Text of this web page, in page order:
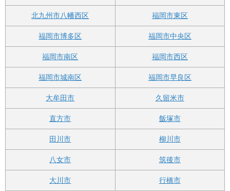
北九州市八幡西区 福岡市東区
福岡市博多区 福岡市中央区
福岡市南区 福岡市西区
福岡市城南区 福岡市早良区
大牟田市 久留米市
直方市 飯塚市
田川市 柳川市
八女市 筑後市
大川市 行橋市